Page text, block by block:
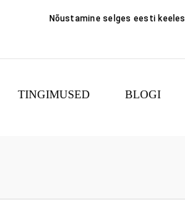
Nõustamine selges eesti keeles
TINGIMUSED BLOGI